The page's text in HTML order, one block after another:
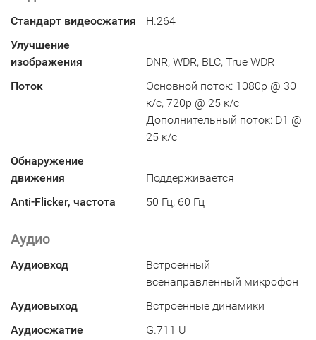
Стандарт видеосжатия
H.264
Улучшение
изображения
DNR, WDR, BLC, True WDR
Поток
Основной поток: 1080p @ 30
к/с, 720p @ 25 к/с
Дополнительный поток: D1 @
25 к/с
Обнаружение
движения
Поддерживается
Anti-Flicker, частота
50 Гц, 60 Гц
Аудио
Аудиовход
Встроенный
всенаправленный микрофон
Аудиовыход
Встроенные динамики
Аудиосжатие
G.711 U